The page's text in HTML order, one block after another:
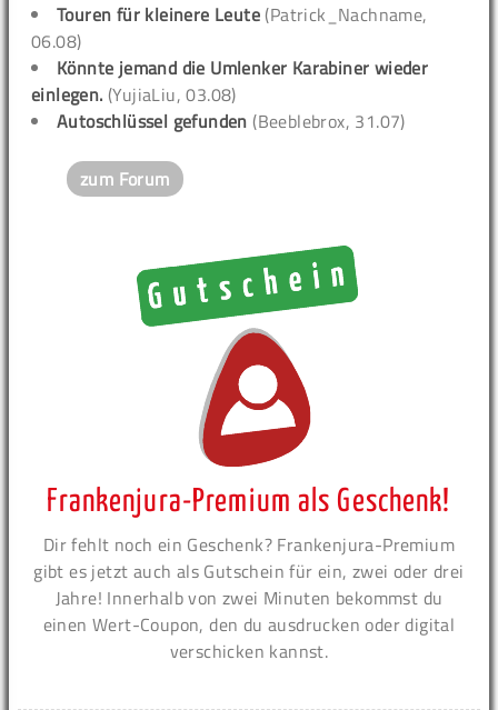
Touren für kleinere Leute (Patrick_Nachname,
06.08)
Könnte jemand die Umlenker Karabiner wieder
einlegen. (YujiaLiu, 03.08)
Autoschlüssel gefunden (Beeblebrox, 31.07)
zum Forum
Frankenjura-Premium als Geschenk!
Dir fehlt noch ein Geschenk? Frankenjura-Premium
gibt es jetzt auch als Gutschein für ein, zwei oder drei
Jahre! Innerhalb von zwei Minuten bekommst du
einen Wert-Coupon, den du ausdrucken oder digital
verschicken kannst.